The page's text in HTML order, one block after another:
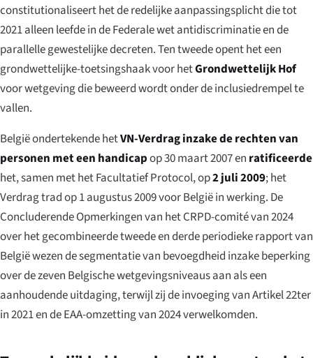
constitutionaliseert het de redelijke aanpassingsplicht die tot
2021 alleen leefde in de Federale wet antidiscriminatie en de
parallelle gewestelijke decreten. Ten tweede opent het een
grondwettelijke-toetsingshaak voor hetGrondwettelijk Hof
voor wetgeving die beweerd wordt onder de inclusiedrempel te
vallen.
België ondertekende hetVN-Verdrag inzake de rechten van
personen met een handicapop 30 maart 2007 en ratificeerde
het, samen met het Facultatief Protocol, op2 juli 2009; het
Verdrag trad op 1 augustus 2009 voor België in werking. De
Concluderende Opmerkingen van het CRPD-comité van 2024
over het gecombineerde tweede en derde periodieke rapport van
België wezen de segmentatie van bevoegdheid inzake beperking
over de zeven Belgische wetgevingsniveaus aan als een
aanhoudende uitdaging, terwijl zij de invoeging van Artikel 22ter
in 2021 en de EAA-omzetting van 2024 verwelkomden.